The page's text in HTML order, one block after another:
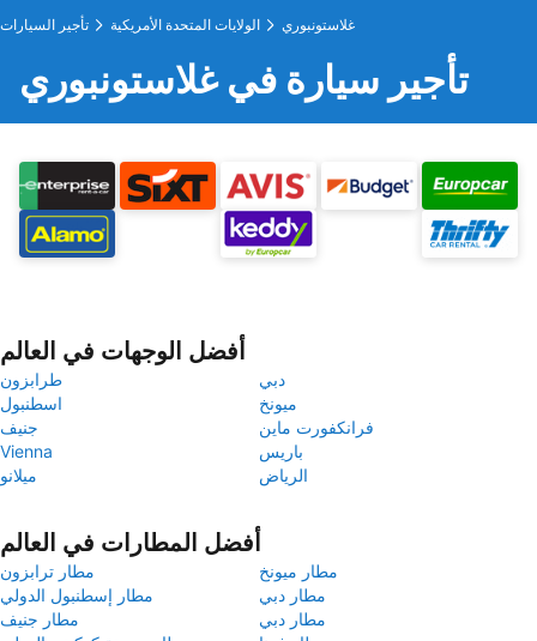
تأجير السيارات الولايات المتحدة الأمريكية غلاستونبوري
تأجير سيارة في غلاستونبوري
أفضل الوجهات في العالم
طرابزون
دبي
اسطنبول
ميونخ
جنيف
فرانكفورت ماين
Vienna
باريس
ميلانو
الرياض
أفضل المطارات في العالم
مطار ترابزون
مطار ميونخ
مطار إسطنبول الدولي
مطار دبي
مطار جنيف
مطار دبي